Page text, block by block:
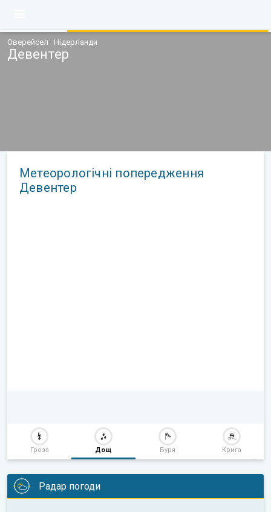
Оверейсел · Нідерланди
Девентер
Метеорологічні попередження
Девентер
Гроза Дощ Буря Крига
Радар погоди